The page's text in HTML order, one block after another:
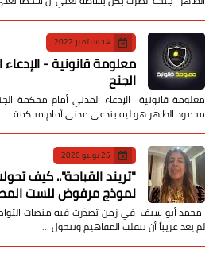
14 سبتمبر 2022
معلومة قانونية -
الجنح
معلومة قانونية الإدعاء المدني أمام محكمة
محمود الطاهر هو ليه بندعي مدني أمام محكمة …
25 يوليو 2026
​"تريند القباحة".. كيف
نموذج مرفوض للست
محمد أبو سيف ​في زمن تصدّرت فيه منصات
لم يعد غريباً أن تنقلب المفاهيم وتتحول …